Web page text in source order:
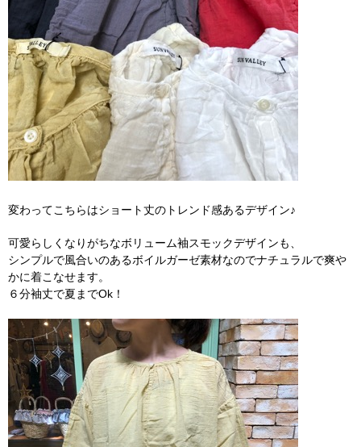
変わってこちらはショート丈のトレンド感あるデザイン♪
可愛らしくなりがちなボリューム袖スモックデザインも、
シンプルで風合いのあるボイルガーゼ素材なのでナチュラルで爽や
かに着こなせます。
６分袖丈で夏までOk！